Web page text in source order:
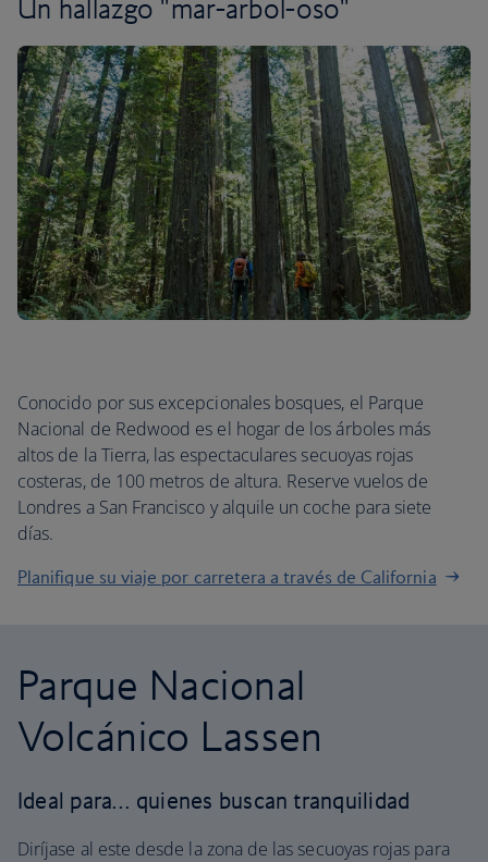
Un hallazgo "mar-arbol-oso"
Conocido por sus excepcionales bosques, el Parque
Nacional de Redwood es el hogar de los árboles más
altos de la Tierra, las espectaculares secuoyas rojas
costeras, de 100 metros de altura. Reserve vuelos de
Londres a San Francisco y alquile un coche para siete
días.
Planifique su viaje por carretera a través de California
Parque Nacional
Volcánico Lassen
Ideal para… quienes buscan tranquilidad
Diríjase al este desde la zona de las secuoyas rojas para